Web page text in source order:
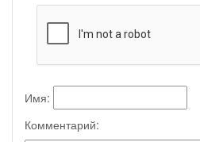
Имя:
Комментарий: